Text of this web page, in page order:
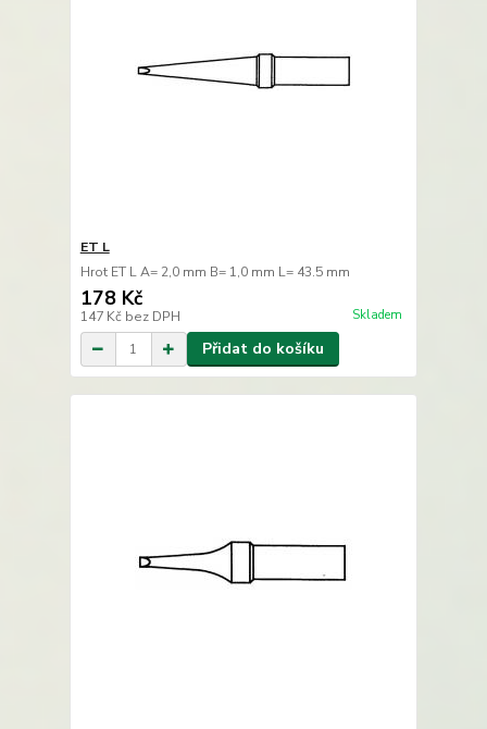
ET L
Hrot ET L A= 2,0 mm B= 1,0 mm L= 43.5 mm
178 Kč
147 Kč bez DPH Skladem
Přidat do košíku